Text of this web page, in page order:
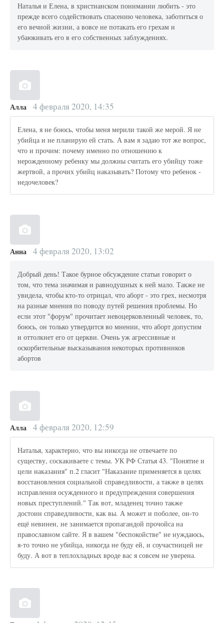
Наталья и Елена, в христианском понимании любить - это
прежде всего содействовать спасению человека, заботиться о
его вечной жизни, а вовсе не потакать его грехам и
убаюкивать его в его собственных заблуждениях.
Алла 4 февраля 2020, 14:35
Елена, я не боюсь, чтобы меня мерили такой же мерой. Я не
убийца и не планирую ей стать. А вам я задаю тот же вопрос,
что и прочим: почему именно по отношению к
нерожденному ребенку мы должны считать его убийцу тоже
жертвой, а прочих убийц наказывать? Потому что ребенок -
недочеловек?
Анна 4 февраля 2020, 13:02
Добрый день! Такое бурное обсуждение статьи говорит о
том, что тема значимая и равнодушных к ней мало. Также не
увидела, чтобы кто-то отрицал, что аборт - это грех, несмотря
на разные мнения по поводу путей решения проблемы. Но
если этот "форум" прочитает невоцерковленный человек, то,
боюсь, он только утвердится во мнении, что аборт допустим
и оттолкнет его от церкви. Очень уж агрессивные и
оскорбительные высказывания некоторых противников
абортов
Алла 4 февраля 2020, 12:59
Наталья, характерно, что вы никогда не отвечаете по
существу, соскакиваете с темы. УК РФ Статья 43. "Понятие и
цели наказания" п.2 гласит "Наказание применяется в целях
восстановления социальной справедливости, а также в целях
исправления осужденного и предупреждения совершения
новых преступлений." Так вот, младенец точно также
достоин справедливости, как вы. А может и поболее, он-то
ещё невинен, не занимается пропагандой прочойса на
православном сайте. Я в вашем "беспокойстве" не нуждаюсь,
я-то точно не убийца, никогда не буду ей, и соучастницей не
буду. А вот в теплохладных вроде вас я совсем не уверена.